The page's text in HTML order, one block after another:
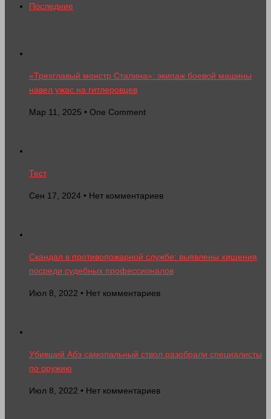
Последние
«Трехглавый монстр Сталина»: экипаж боевой машины
навел ужас на гитлеровцев
Мар 11, 2025 • One Comment
Тест
Сен 17, 2024 • Нет комментариев
Скандал в противопожарной службе: выявлены хищения
посреди судебных профессионалов
Июл 8, 2022 • Нет комментариев
Убивший Абэ самопальный ствол разобрали специалисты
по оружию
Июл 8, 2022 • Нет комментариев